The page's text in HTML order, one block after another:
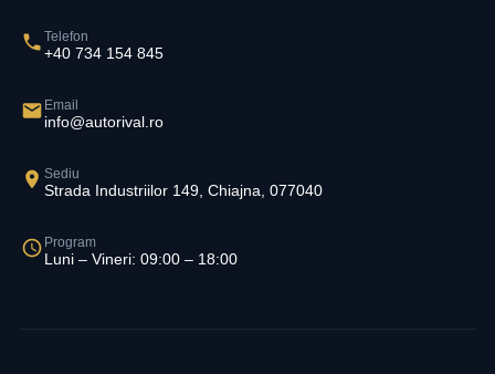
Telefon
+40 734 154 845
Email
info@autorival.ro
Sediu
Strada Industriilor 149, Chiajna, 077040
Program
Luni – Vineri: 09:00 – 18:00